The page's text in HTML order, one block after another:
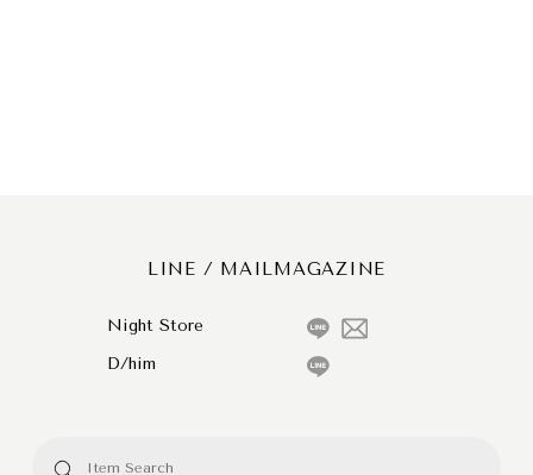
LINE / MAILMAGAZINE
Night Store
D/him